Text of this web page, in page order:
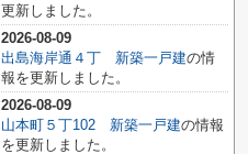
更新しました。
2026-08-09
出島海岸通４丁 新築一戸建の情
報を更新しました。
2026-08-09
山本町５丁102 新築一戸建の情報
を更新しました。